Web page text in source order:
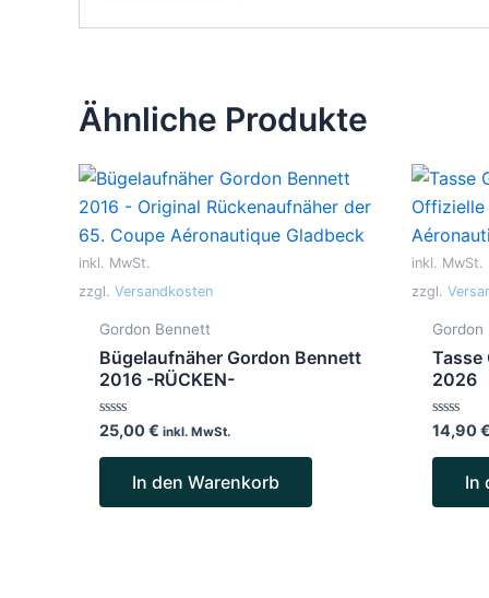
Ähnliche Produkte
inkl. MwSt.
zzgl. Versandkosten
Gordon Bennett
Bügelaufnäher Gordon Bennett
2016 -RÜCKEN-
Bewertet
mit
0
25,00€ inkl. MwSt.
In den Warenkorb
inkl. MwSt.
zzgl.
Gordon
Tasse
2026
Bewertet
mit
0
14,90€
In